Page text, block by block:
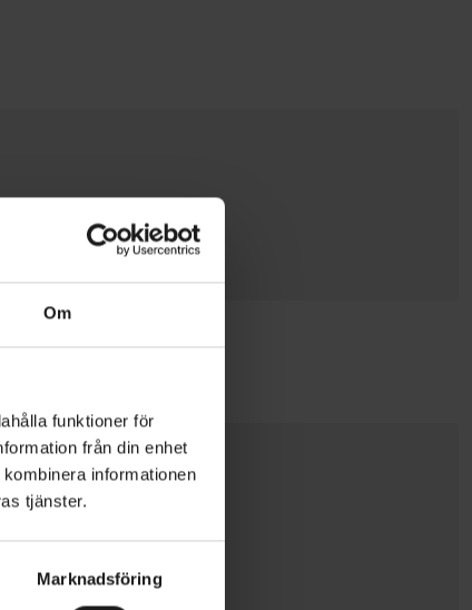
Om
funktioner för
från din enhet
informationen
tjänster.
Marknadsföring